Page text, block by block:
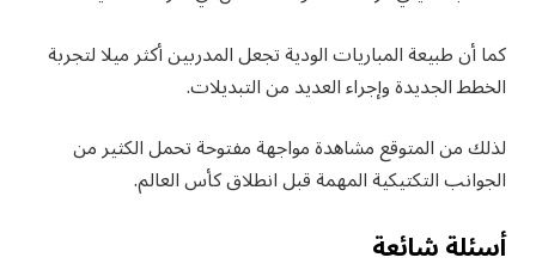
كما أن طبيعة المباريات الودية تجعل المدربين أكثر ميلا لتجربة
الخطط الجديدة وإجراء العديد من التبديلات.
لذلك من المتوقع مشاهدة مواجهة مفتوحة تحمل الكثير من
الجوانب التكتيكية المهمة قبل انطلاق كأس العالم.
أسئلة شائعة